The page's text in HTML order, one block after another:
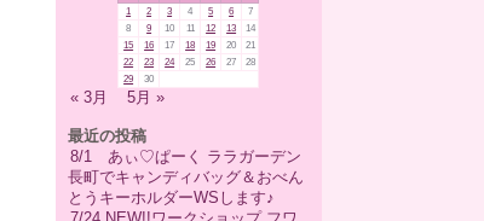
1 2 3 4 5 6
7
8
9 10 11 12 13
14
15
16 17 18 19 20
21
22
23 24 25 26 27
28
29
30
« 3月 5月 »
最近の投稿
8/1 あぃ♡ぱーく ララガーデン
長町でキャンディバッグ＆おべん
とうキーホルダーWSします♪